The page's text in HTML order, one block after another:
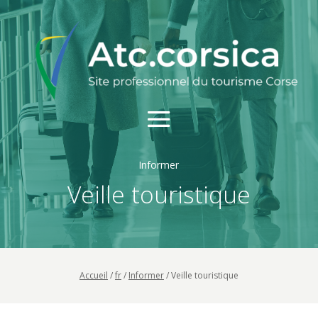
Informer
Veille touristique
Accueil /fr/ Informer/Veille touristique